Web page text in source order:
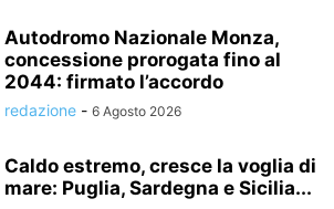
Autodromo Nazionale Monza,
concessione prorogata fino al
2044: firmato l’accordo
redazione - 6 Agosto 2026
Caldo estremo, cresce la voglia di
mare: Puglia, Sardegna e Sicilia...